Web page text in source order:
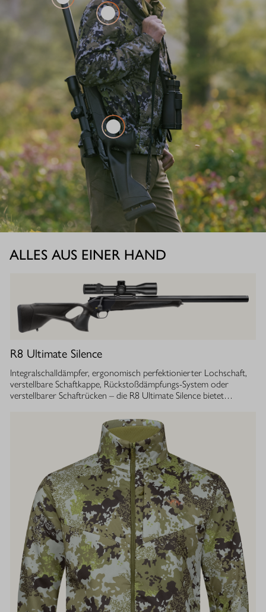
ALLES AUS EINER HAND
R8 Ultimate Silence
Integralschalldämpfer, ergonomisch perfektionierter Lochschaft,
verstellbare Schaftkappe, Rückstoßdämpfungs-System oder
verstellbarer Schaftrücken – die R8 Ultimate Silence bietet
auf die eigenen Bedürfnisse abstimmen und tragen aktiv zum
besseren Treffen bei. Gleichzeitig ist ihre Konstruktion ganzheitlich
auf den Schutz des Gehörs von Jäger und Hund abgestimmt.
Immer, bei jedem Schuss. Dafür sorgt der Blaser
Integralschalldämpfer. Dank gleichmäßig über den gesamten Lauf
verteilter Masse, bietet die R8 Ultimate Silence die erstklassige
Balance und Führigkeit, die jedes R8 Modell auszeichnet. Die ­
Außenkontur von Lauf- und Schalldämpfermantel ist in
stufenlosem Bull-Barrel-Design gestaltet, das ihr sowohl ein
geringes Gewicht als auch ein ausgesprochen attraktives
Gesamtbild verleiht.